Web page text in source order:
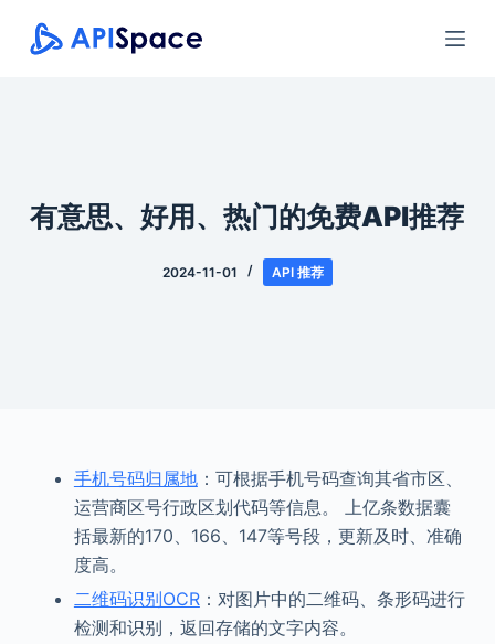
跳
过
有意思、好用、热门的免费API推荐
2024-11-01 API 推荐
手机号码归属地：可根据手机号码查询其省市区、
运营商区号行政区划代码等信息。 上亿条数据囊
括最新的170、166、147等号段，更新及时、准确
度高。
二维码识别OCR：对图片中的二维码、条形码进行
检测和识别，返回存储的文字内容。